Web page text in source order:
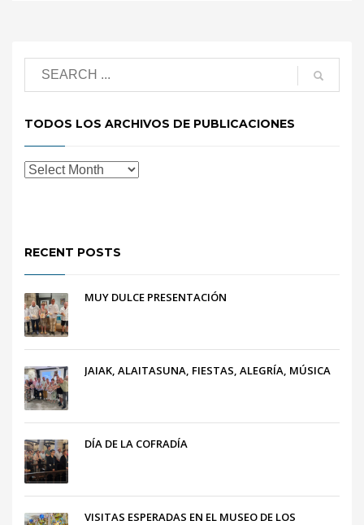
TODOS LOS ARCHIVOS DE PUBLICACIONES
RECENT POSTS
MUY DULCE PRESENTACIÓN
JAIAK, ALAITASUNA, FIESTAS, ALEGRÍA, MÚSICA
DÍA DE LA COFRADÍA
VISITAS ESPERADAS EN EL MUSEO DE LOS